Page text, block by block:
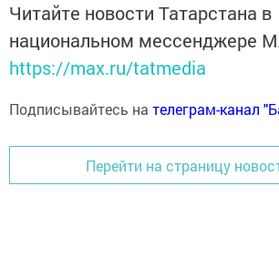
Читайте новости Татарстана в
национальном мессенджере
https://max.ru/tatmedia
Подписывайтесь на телеграм-канал
Перейти на страницу